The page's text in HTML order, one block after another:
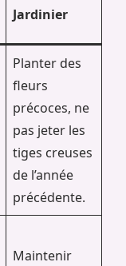
Jardinier
Planter des
fleurs
précoces, ne
pas jeter les
tiges creuses
de l’année
précédente.
Maintenir